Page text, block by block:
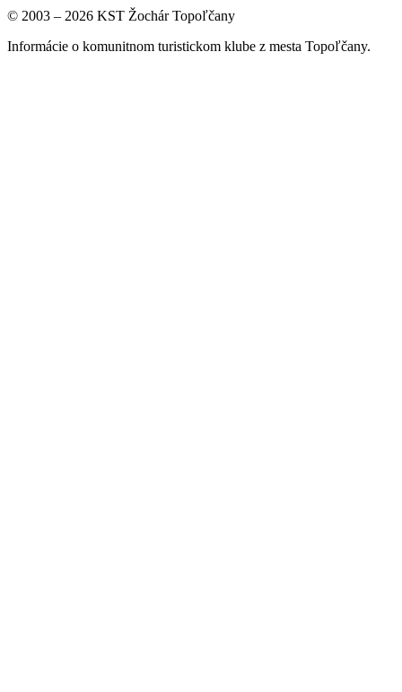
© 2003 – 2026 KST Žochár Topoľčany
Informácie o komunitnom turistickom klube z mesta Topoľčany.